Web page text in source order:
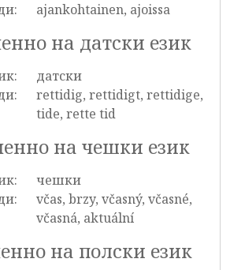
ajankohtainen, ajoissa
на датски език
датски
rettidig, rettidigt, rettidige,
tide, rette tid
на чешки език
чешки
včas, brzy, včasný, včasné,
včasná, aktuální
на полски език